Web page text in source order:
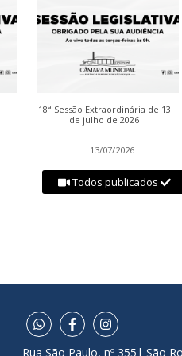
18ª Sessão Extraordinária de 13
de julho de 2026
13/07/2026
Todos publicados
Rua São Paulo, nº 355| São